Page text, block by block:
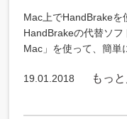
Mac上でHandBrakeを
HandBrakeの代替ソ
Mac」を使って、簡単
19.01.2018 もっ